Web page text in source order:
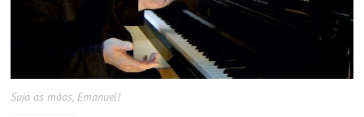
Suja as mãos, Emanuel!